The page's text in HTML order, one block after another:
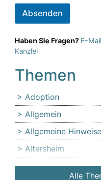
Absenden
Haben Sie Fragen? E-
Kanzlei
Themen
Adoption
Allgemein
Allgemeine Hinweise
Altersheim
Anfechtung
Alle